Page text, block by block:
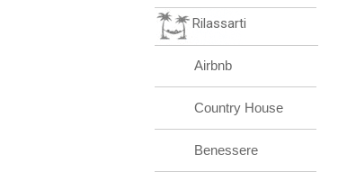
Rilassarti
Airbnb
Country House
Benessere